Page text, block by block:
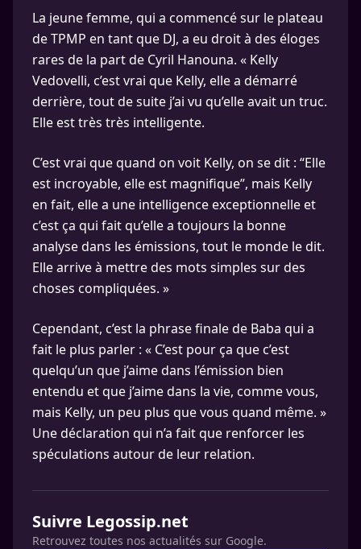
La jeune femme, qui a commencé sur le plateau
de TPMP en tant que DJ, a eu droit à des éloges
rares de la part de Cyril Hanouna. « Kelly
Vedovelli, c’est vrai que Kelly, elle a démarré
derrière, tout de suite j’ai vu qu’elle avait un truc.
Elle est très très intelligente.
C’est vrai que quand on voit Kelly, on se dit : “Elle
est incroyable, elle est magnifique”, mais Kelly
en fait, elle a une intelligence exceptionnelle et
c’est ça qui fait qu’elle a toujours la bonne
analyse dans les émissions, tout le monde le dit.
Elle arrive à mettre des mots simples sur des
choses compliquées. »
Cependant, c’est la phrase finale de Baba qui a
fait le plus parler : « C’est pour ça que c’est
quelqu’un que j’aime dans l’émission bien
entendu et que j’aime dans la vie, comme vous,
mais Kelly, un peu plus que vous quand même. »
Une déclaration qui n’a fait que renforcer les
spéculations autour de leur relation.
Suivre Legossip.net
Retrouvez toutes nos actualités sur Google.